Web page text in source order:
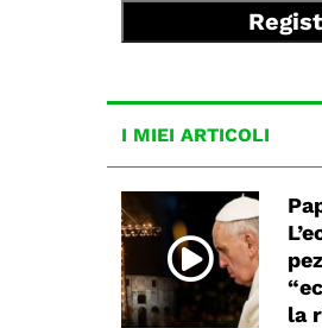
I MIEI ARTICOLI
la